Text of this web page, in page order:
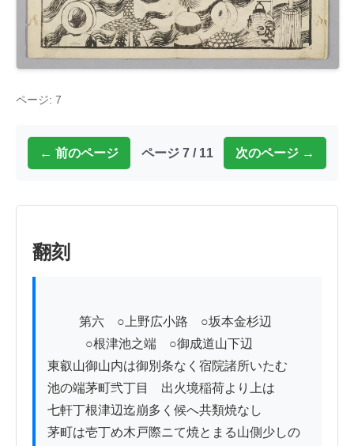
ページ: 7
← 前のページ ページ 7 / 11 次のページ →
翻刻
○根津池之端　○御成道山下辺
東叡山御山内は御別条なく宿院諸所いたむ
池の端茅町弐丁目ゟ出火境稲荷より上は
七軒丁根津辺迄崩多く候へ共類焼なし
茅町は壱丁め木戸際ニて焼とまる山側少しの